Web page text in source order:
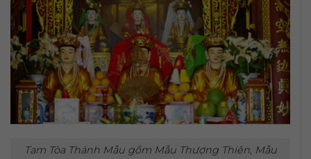
Tam Tòa Thánh Mẫu gồm Mẫu Thượng Thiên, Mẫu